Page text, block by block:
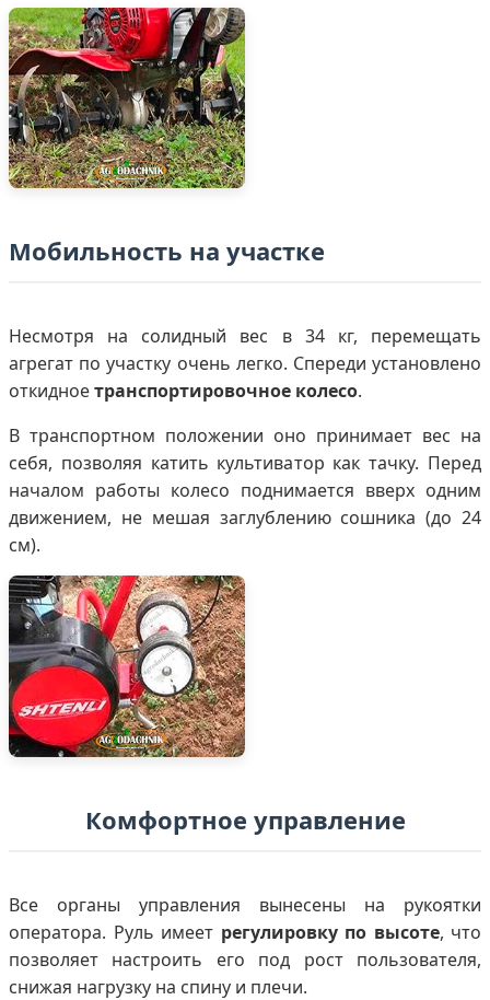
Мобильность на участке
Несмотря на солидный вес в 34 кг, перемещать
агрегат по участку очень легко. Спереди установлено
откидноетранспортировочное колесо.
В транспортном положении оно принимает вес на
себя, позволяя катить культиватор как тачку. Перед
началом работы колесо поднимается вверх одним
движением, не мешая заглублению сошника (до 24
см).
Комфортное управление
Все органы управления вынесены на рукоятки
оператора. Руль имеет регулировку по высоте, что
позволяет настроить его под рост пользователя,
снижая нагрузку на спину и плечи.